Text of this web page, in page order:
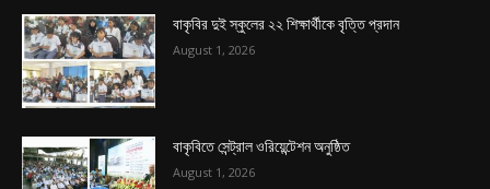
বাকৃবির দুই স্কুলের ২২ শিক্ষার্থীকে বৃত্তি প্রদান
August 1, 2026
বাকৃবিতে সেন্ট্রাল ওরিয়েন্টেশন অনুষ্ঠিত
August 1, 2026